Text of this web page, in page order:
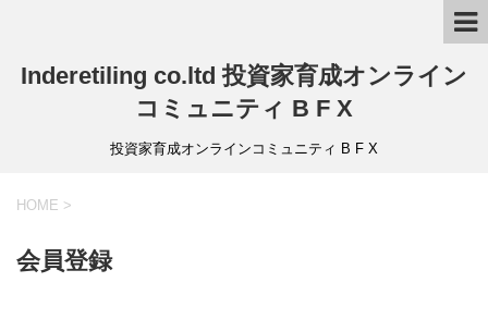
Inderetiling co.ltd 投資家育成オンライン
コミュニティ B F X
投資家育成オンラインコミュニティ B F X
HOME >
会員登録